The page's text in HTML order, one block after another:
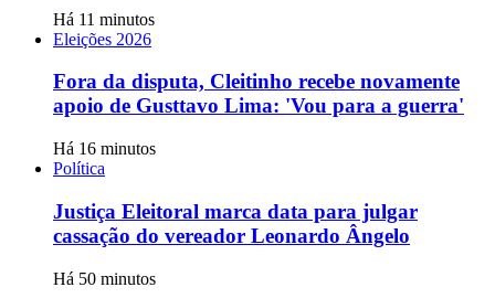
Há 11 minutos
Eleições 2026
Fora da disputa, Cleitinho recebe novamente
apoio de Gusttavo Lima: 'Vou para a guerra'
Há 16 minutos
Política
Justiça Eleitoral marca data para julgar
cassação do vereador Leonardo Ângelo
Há 50 minutos